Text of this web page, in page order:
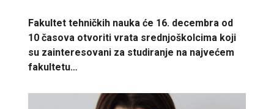
Fakultet tehničkih nauka će 16. decembra od
10 časova otvoriti vrata srednjoškolcima koji
su zainteresovani za studiranje na najvećem
fakultetu…